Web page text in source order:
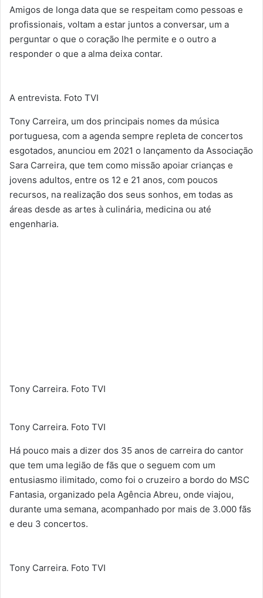
Amigos de longa data que se respeitam como pessoas e
profissionais, voltam a estar juntos a conversar, um a
perguntar o que o coração lhe permite e o outro a
responder o que a alma deixa contar.
A entrevista. Foto TVI
Tony Carreira, um dos principais nomes da música
portuguesa, com a agenda sempre repleta de concertos
esgotados, anunciou em 2021 o lançamento da Associação
Sara Carreira, que tem como missão apoiar crianças e
jovens adultos, entre os 12 e 21 anos, com poucos
recursos, na realização dos seus sonhos, em todas as
áreas desde as artes à culinária, medicina ou até
engenharia.
Tony Carreira. Foto TVI
Tony Carreira. Foto TVI
Há pouco mais a dizer dos 35 anos de carreira do cantor
que tem uma legião de fãs que o seguem com um
entusiasmo ilimitado, como foi o cruzeiro a bordo do MSC
Fantasia, organizado pela Agência Abreu, onde viajou,
durante uma semana, acompanhado por mais de 3.000 fãs
e deu 3 concertos.
Tony Carreira. Foto TVI